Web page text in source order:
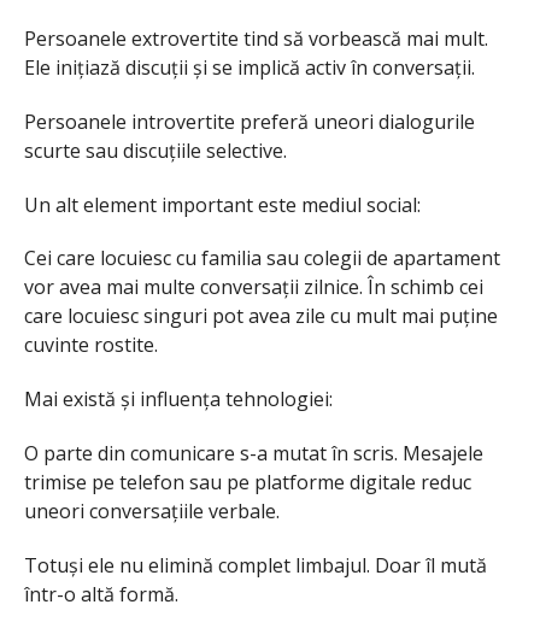
Persoanele extrovertite tind să vorbească mai mult.
Ele inițiază discuții și se implică activ în conversații.
Persoanele introvertite preferă uneori dialogurile
scurte sau discuțiile selective.
Un alt element important este mediul social:
Cei care locuiesc cu familia sau colegii de apartament
vor avea mai multe conversații zilnice. În schimb cei
care locuiesc singuri pot avea zile cu mult mai puține
cuvinte rostite.
Mai există și influența tehnologiei:
O parte din comunicare s-a mutat în scris. Mesajele
trimise pe telefon sau pe platforme digitale reduc
uneori conversațiile verbale.
Totuși ele nu elimină complet limbajul. Doar îl mută
într-o altă formă.